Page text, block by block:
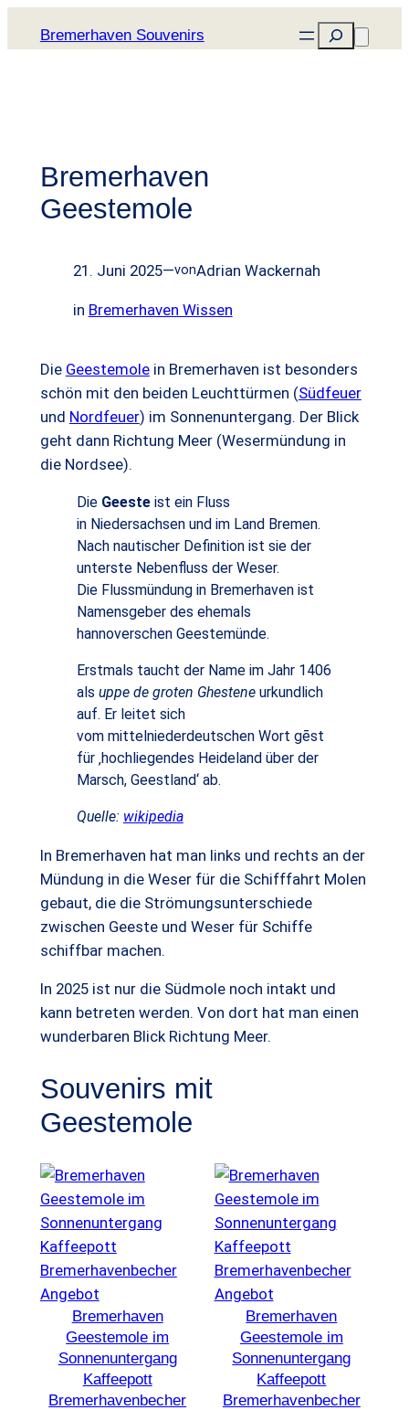
InhaltBremerhaven Souvenirs Suchen
Bremerhaven
Geestemole
21. Juni 2025—vonAdrian Wackernah
in Bremerhaven Wissen
Die Geestemolein Bremerhaven ist besonders
schön mit den beiden Leuchttürmen (Südfeuer
und Nordfeuer) im Sonnenuntergang. Der Blick
geht dann Richtung Meer (Wesermündung in
die Nordsee).
Die Geesteist ein Fluss
in Niedersachsen und im Land Bremen.
Nach nautischer Definition ist sie der
unterste Nebenfluss der Weser.
Die Flussmündung in Bremerhaven ist
Namensgeber des ehemals
hannoverschen Geestemünde.
Erstmals taucht der Name im Jahr 1406
als uppe de groten Ghesteneurkundlich
auf. Er leitet sich
vom mittelniederdeutschen Wort gēst
für ‚hochliegendes Heideland über der
Marsch, Geestland‘ ab.
Quelle: wikipedia
In Bremerhaven hat man links und rechts an der
Mündung in die Weser für die Schifffahrt Molen
gebaut, die die Strömungsunterschiede
zwischen Geeste und Weser für Schiffe
schiffbar machen.
In 2025 ist nur die Südmole noch intakt und
kann betreten werden. Von dort hat man einen
wunderbaren Blick Richtung Meer.
Souvenirs mit
Geestemole
AngebotProdukt
im
Angebot
Bremerhaven
Geestemole im
Sonnenuntergang
Kaffeepott
Bremerhavenbecher
AngebotProdukt
im
Angebot
Bremerhaven
Geestemole im
Sonnenuntergang
Kaffeepott
Bremerhavenbecher